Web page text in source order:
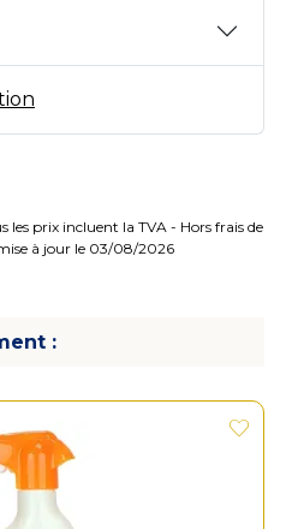
les prix incluent la TVA - Hors frais de
à jour le 03/08/2026
: